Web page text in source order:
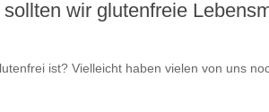
wir glutenfreie
ist? Vielleicht haben vielen von uns